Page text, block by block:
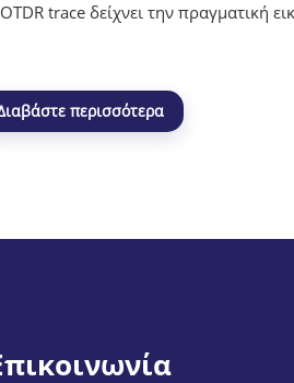
trace δείχνει την πραγματική
περισσότερα